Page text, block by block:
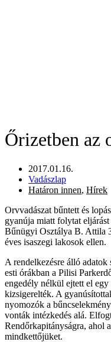
Őrizetben az
2017.01.16.
Vadászlap
Határon innen, Hírek
Orvvadászat bűntett és
gyanúja miatt folytat
Bűnügyi Osztálya B. Attila
éves isaszegi lakosok ellen.
A rendelkezésre álló
esti órákban a Pilisi
engedély nélkül ejtett el
kizsigerelték. A
nyomozók a
vonták intézkedés alá.
Rendőrkapitányságra, ahol
mindkettőjüket.